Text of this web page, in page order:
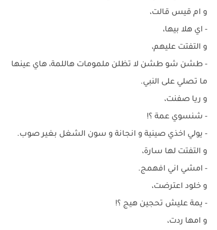
و ام قيس قالت،
- اي هلا بيها،
و التفتت عليهم،
- طشن شو طشن لا تظلن ملمومات هاللمة، هاي عينها
ما تصلي على النبي.
و ريا صفنت،
- شنسوي عمة ؟!
- يولي اخذي صينية و انجانة و سون الشغل بغير صوب.
و التفتت لها سارة،
- امشي اني افهمج.
و خلود اعترضت،
- يمة عليش تحجين هيج ؟!
و امها ردت،